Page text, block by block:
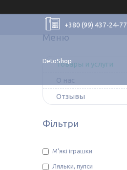
+380 (99) 437-24-77
DetoShopТовары и услуги
О нас
Отзывы
Фільтри
М'які іграшки
Ляльки, пупси